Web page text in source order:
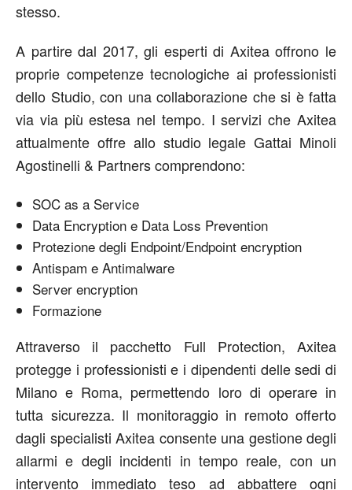
stesso.
A partire dal 2017, gli esperti di Axitea offrono le
proprie competenze tecnologiche ai professionisti
dello Studio, con una collaborazione che si è fatta
via via più estesa nel tempo. I servizi che Axitea
attualmente offre allo studio legale Gattai Minoli
Agostinelli & Partners comprendono:
SOC as a Service
Data Encryption e Data Loss Prevention
Protezione degli Endpoint/Endpoint encryption
Antispam e Antimalware
Server encryption
Formazione
Attraverso il pacchetto Full Protection, Axitea
protegge i professionisti e i dipendenti delle sedi di
Milano e Roma, permettendo loro di operare in
tutta sicurezza. Il monitoraggio in remoto offerto
dagli specialisti Axitea consente una gestione degli
allarmi e degli incidenti in tempo reale, con un
intervento immediato teso ad abbattere ogni